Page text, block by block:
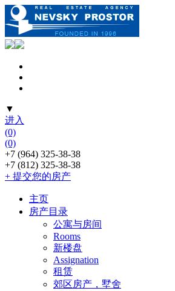
▼
进入
(0)
(0)
+7 (964) 325-38-38
+7 (812) 325-38-38
+ 提交您的房产
主页
房产目录
公寓与房间
Rooms
新楼盘
Assignation
租赁
郊区房产，墅舍